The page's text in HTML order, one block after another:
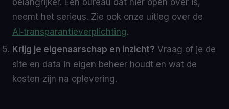
neemt het serieus. Zie ook onze uitleg over de
AI‑transparantieverplichting.
Krijg je eigenaarschap en inzicht? Vraag of je de
site en data in eigen beheer houdt en wat de
kosten zijn na oplevering.